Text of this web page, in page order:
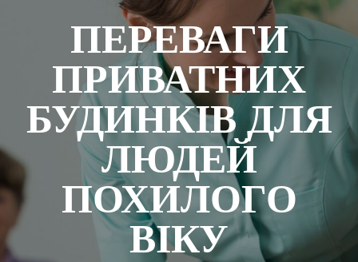
ПЕРЕВАГИ
ПРИВАТНИХ
БУДИНКІВ ДЛЯ
ЛЮДЕЙ
ПОХИЛОГО
ВІКУ